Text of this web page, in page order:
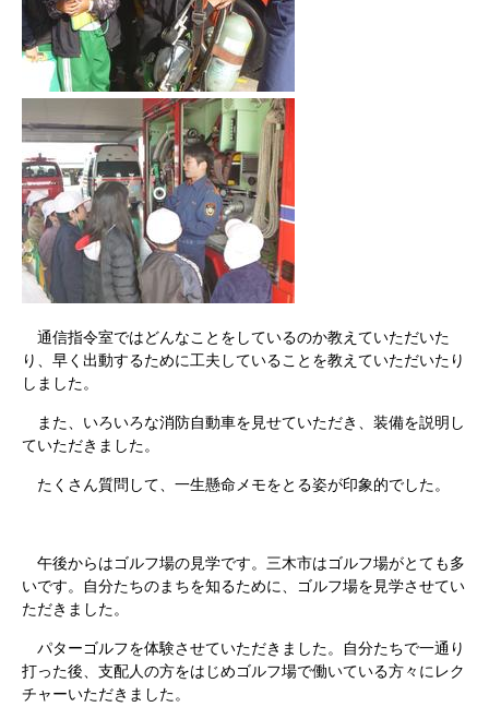
通信指令室ではどんなことをしているのか教えていただいた
り、早く出動するために工夫していることを教えていただいたり
しました。
また、いろいろな消防自動車を見せていただき、装備を説明し
ていただきました。
たくさん質問して、一生懸命メモをとる姿が印象的でした。
午後からはゴルフ場の見学です。三木市はゴルフ場がとても多
いです。自分たちのまちを知るために、ゴルフ場を見学させてい
ただきました。
パターゴルフを体験させていただきました。自分たちで一通り
打った後、支配人の方をはじめゴルフ場で働いている方々にレク
チャーいただきました。